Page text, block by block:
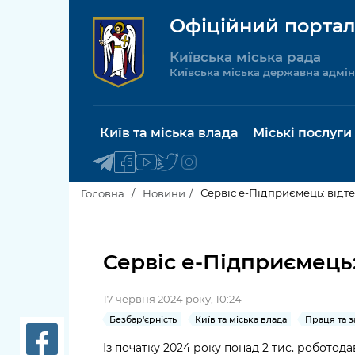
Офіційний
Київська міська рада
Київська міська державна
Київ та міська влада
Київська міська рада
Про Київ
Керівництво КМДА
Міські послуги
послуги
Паспорт,
Головна Новини Сервіс е-Підприємець:
Сервіс е-
17 червня 2024 року, 10:24
Безбар'єрність Київ та міська влада Праця та
Із початку 2024 року понад 2 тис.